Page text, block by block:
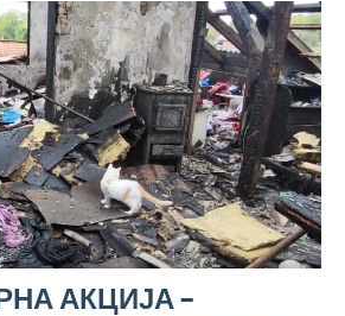
АКЦИЈА –